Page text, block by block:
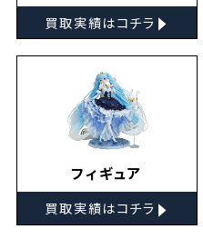
買取実績はコチラ ▸
フィギュア
買取実績はコチラ ▸